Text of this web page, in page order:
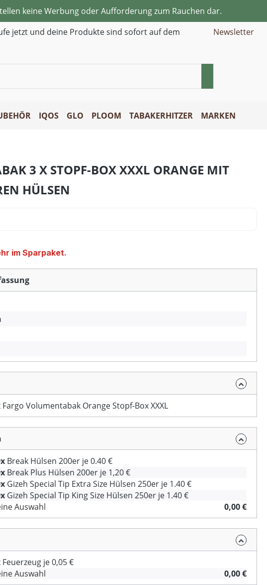
keine Werbung oder Aufforderung zum Rauchen dar.
jetzt und deine Produkte sind sofort auf dem
Newsletter
IQOS GLO PLOOM TABAKERHITZER MARKEN
3 X STOPF-BOX XXXL ORANGE MIT
HÜLSEN
im Sparpaket.
Fargo Volumentabak Orange Stopf-Box XXXL
Break Hülsen 200er je 0.40 €
Break Plus Hülsen 200er je 1,20 €
Gizeh Special Tip Extra Size Hülsen 250er je 1.40 €
Gizeh Special Tip King Size Hülsen 250er je 1.40 €
Auswahl
0,00 €
Feuerzeug je 0,05 €
Auswahl
0,00 €